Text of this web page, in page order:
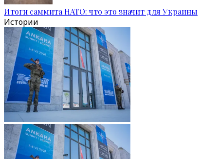
Итоги саммита НАТО: что это значит для Украины
Истории